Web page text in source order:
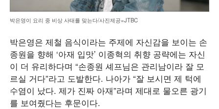
박은영이 요리 중 비상 사태를 맞는다/사진제공=JTBC
박은영은 제철 음식이라는 주제에 자신감을 보이는 손
종원을 향해 ‘아재 입맛’ 이종혁의 취향 공략에는 자신
이 더 유리하다며 “손종원 셰프님은 관리남이라 잘 모
르실 거다”라고 도발한다. 나아가 “잘 보시면 제 턱에
수염이 났다. 제가 진짜 아재”라며 제대로 물오른 광기
를 보여줬다는 후문이다.